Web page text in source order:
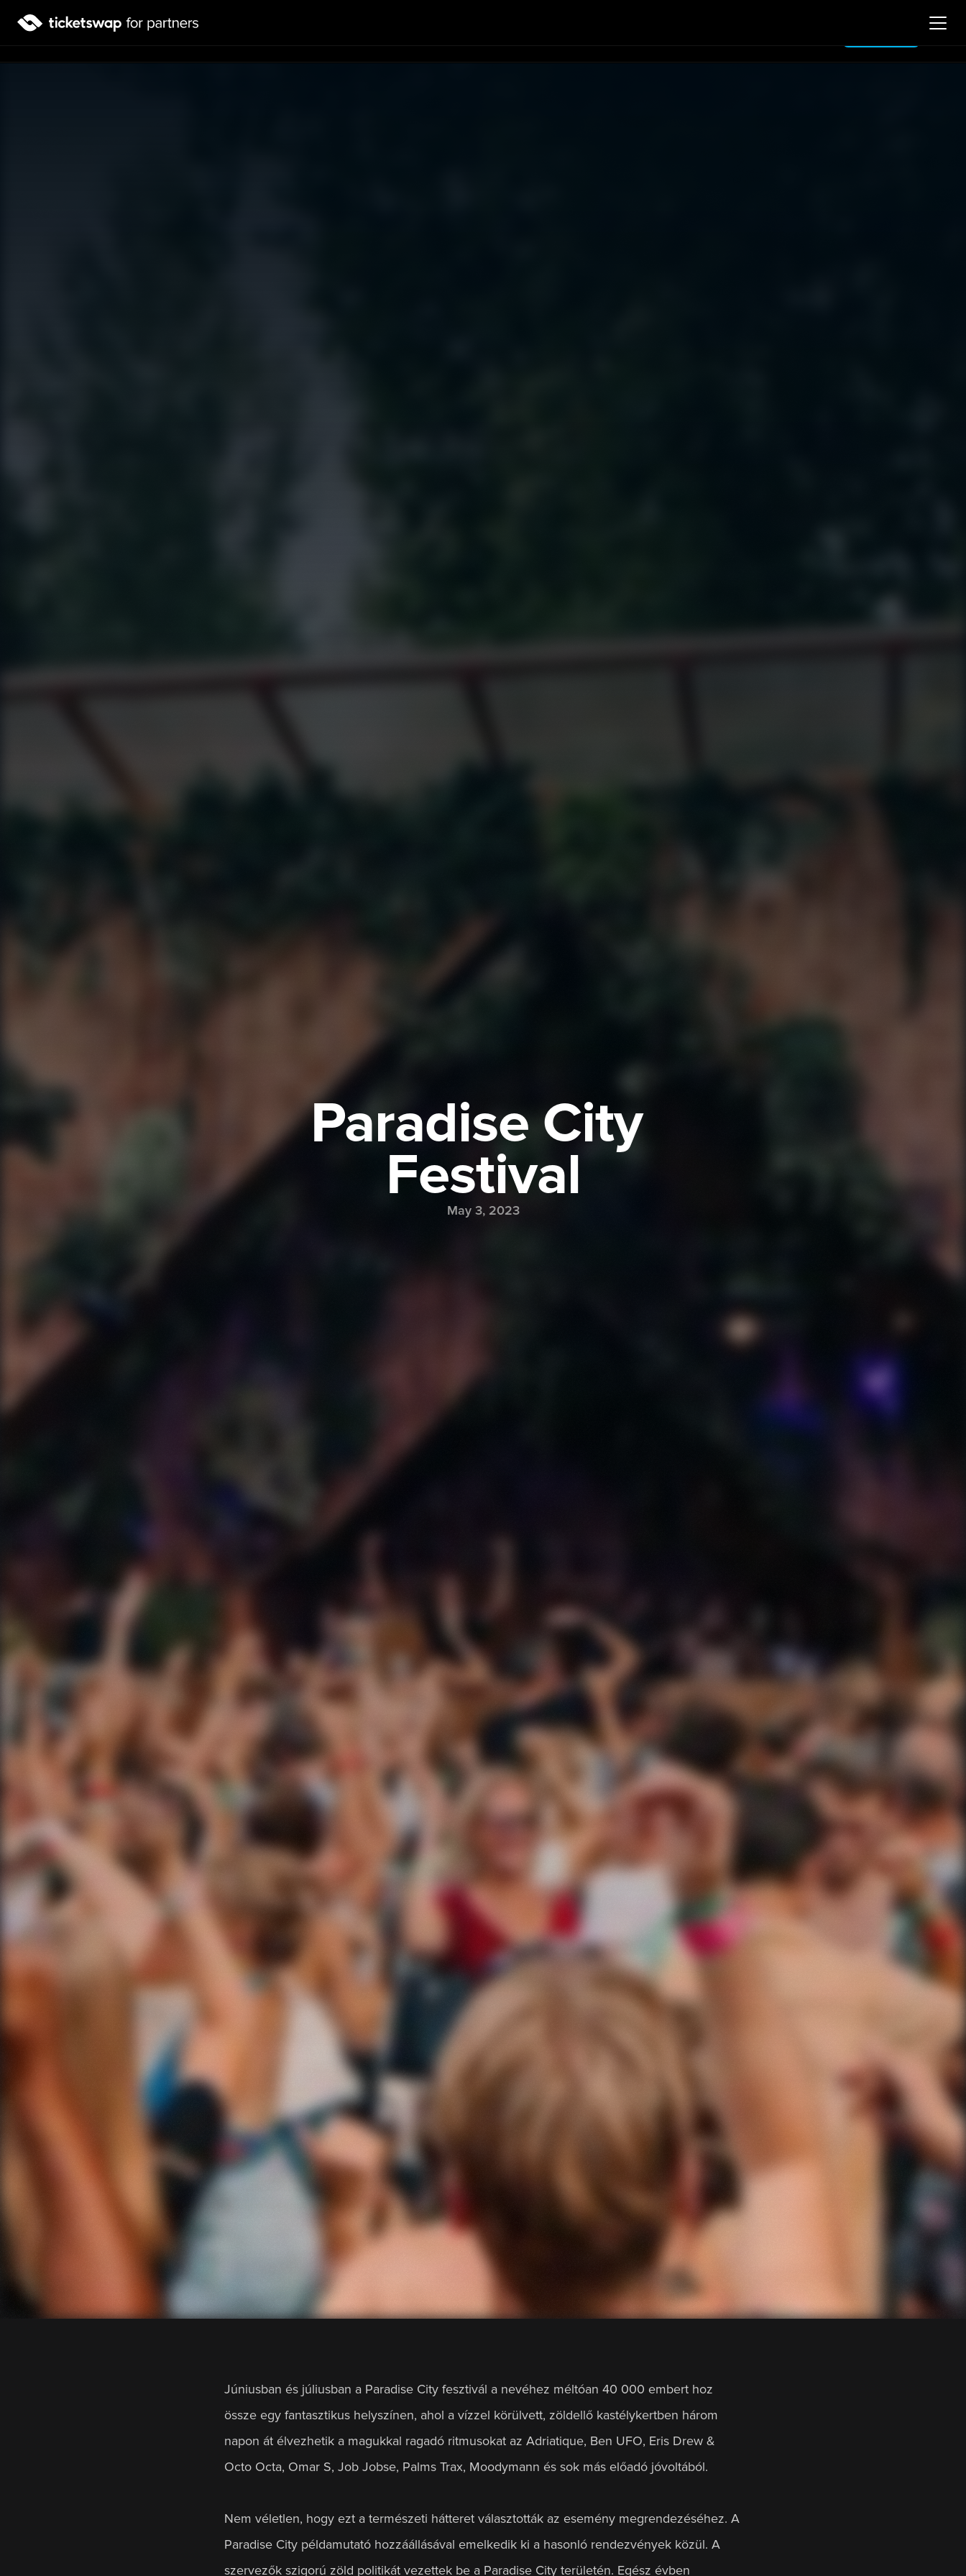
Paradise City
Festival
May 3, 2023
Júniusban és júliusban a Paradise City fesztivál a nevéhez méltóan 40 000 embert hoz
össze egy fantasztikus helyszínen, ahol a vízzel körülvett, zöldellő kastélykertben három
napon át élvezhetik a magukkal ragadó ritmusokat az Adriatique, Ben UFO, Eris Drew &
Octo Octa, Omar S, Job Jobse, Palms Trax, Moodymann és sok más előadó jóvoltából.
Nem véletlen, hogy ezt a természeti hátteret választották az esemény megrendezéséhez. A
Paradise City példamutató hozzáállásával emelkedik ki a hasonló rendezvények közül. A
szervezők szigorú zöld politikát vezettek be a Paradise City területén. Egész évben